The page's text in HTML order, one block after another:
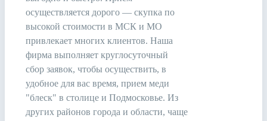
осуществляется дорого — скупка по
высокой стоимости в МСК и МО
привлекает многих клиентов. Наша
фирма выполняет круглосуточный
сбор заявок, чтобы осуществить, в
удобное для вас время, прием меди
"блеск" в столице и Подмосковье. Из
других районов города и области, чаще